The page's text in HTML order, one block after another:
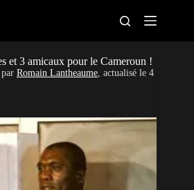
CAN féminine
Pays
Clubs
et 3 amicaux pour le Cameroun !
par Romain Lantheaume, actualisé le 4